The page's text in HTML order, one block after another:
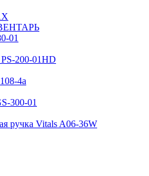
01
200-01HD
4a
300-01
ручка Vitals A06-36W